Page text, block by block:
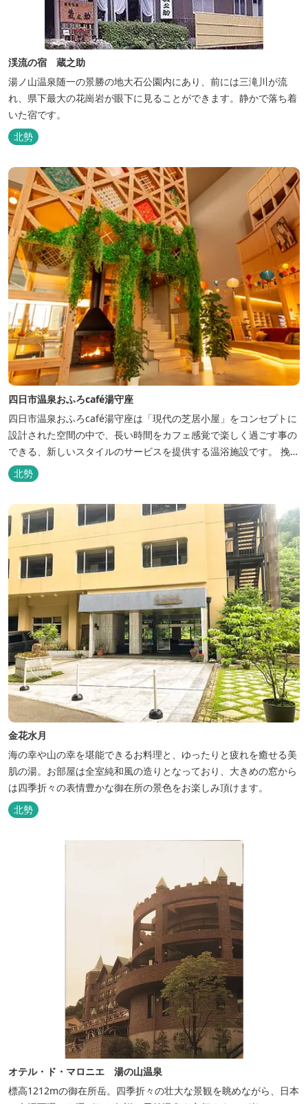
渓流の宿 蔵之助
湯ノ山温泉随一の景勝の地大石公園内にあり、前には三滝川が流
れ、県下最大の花崗岩が眼下に見ることができます。静かで落ち着
いた宿です。
北勢
四日市温泉おふろcafé湯守座
四日市温泉おふろcafé湯守座は「現代の芝居小屋」をコンセプトに
設計された空間の中で、長い時間をカフェ感覚で楽しく過ごす事の
できる、新しいスタイルのサービスを提供する温浴施設です。 挽き
たてコーヒーやコミック、雑誌、マッサージチェア、Wi-Fiを無料
でご利用いただけます。
北勢
金花水月
海の幸や山の幸を堪能できるお料理と、ゆったりと疲れを癒せる美
肌の湯。お部屋は全室純和風の造りとなっており、大きめの窓から
は四季折々の表情豊かな御在所の景色をお楽しみ頂けます。
北勢
オテル・ド・マロニエ 湯の山温泉
標高1212mの御在所岳。四季折々の壮大な景観を眺めながら、日本